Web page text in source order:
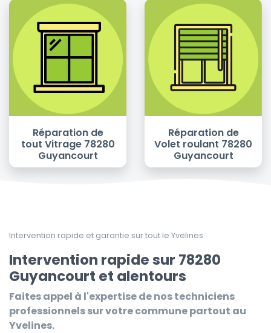
Réparation de
tout Vitrage 78280
Guyancourt
Réparation de
Volet roulant 78280
Guyancourt
Intervention rapide et garantie sur tout le Yvelines
Intervention rapide sur 78280
Guyancourt et alentours
Faites appel à l'expertise de nos techniciens
professionnels sur votre commune partout au
Yvelines.